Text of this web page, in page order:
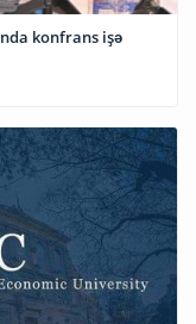
konfrans işə